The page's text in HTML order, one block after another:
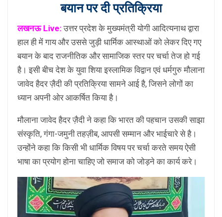
बयान पर दी प्रतिक्रिया
लखनऊ Live: उत्तर प्रदेश के मुख्यमंत्री योगी आदित्यनाथ द्वारा
हाल ही में गाय और उससे जुड़ी धार्मिक आस्थाओं को लेकर दिए गए
बयान के बाद राजनीतिक और सामाजिक स्तर पर चर्चा तेज हो गई
है। इसी बीच देश के युवा शिया इस्लामिक विद्वान एवं धर्मगुरु मौलाना
जावेद हैदर ज़ैदी की प्रतिक्रिया सामने आई है, जिसने लोगों का
ध्यान अपनी ओर आकर्षित किया है।
मौलाना जावेद हैदर ज़ैदी ने कहा कि भारत की पहचान उसकी साझा
संस्कृति, गंगा-जमुनी तहज़ीब, आपसी सम्मान और भाईचारे से है।
उन्होंने कहा कि किसी भी धार्मिक विषय पर चर्चा करते समय ऐसी
भाषा का प्रयोग होना चाहिए जो समाज को जोड़ने का कार्य करे।